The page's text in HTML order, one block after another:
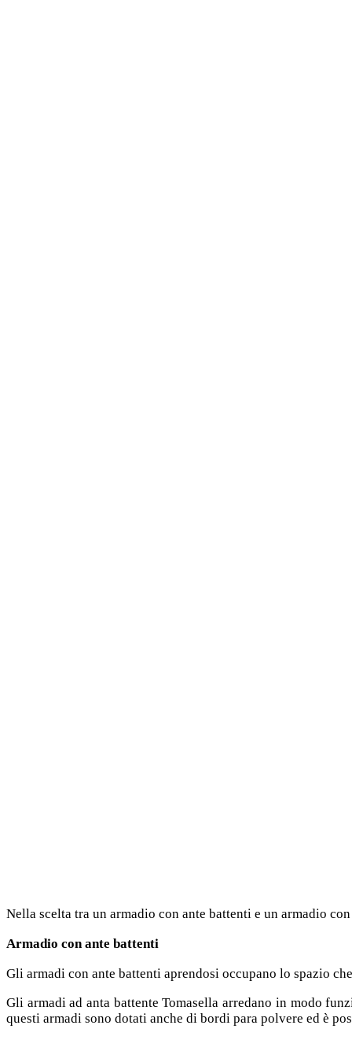
Nella scelta tra un armadio con ante battenti e un armadio
Armadio con ante battenti
Gli armadi con ante battenti aprendosi occupano lo spazio
Gli armadi ad anta battente Tomasella arredano in modo
questi armadi sono dotati anche di bordi para polvere ed è